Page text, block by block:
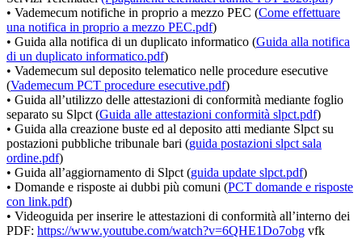
• Vademecum notifiche in proprio a mezzo PEC (Come effettuare
una notifica in proprio a mezzo PEC.pdf)
• Guida alla notifica di un duplicato informatico (Guida alla notifica
di un duplicato informatico.pdf)
• Vademecum sul deposito telematico nelle procedure esecutive
(Vademecum PCT procedure esecutive.pdf)
• Guida all’utilizzo delle attestazioni di conformità mediante foglio
separato su Slpct (Guida alle attestazioni conformità slpct.pdf)
• Guida alla creazione buste ed al deposito atti mediante Slpct su
postazioni pubbliche tribunale bari (guida postazioni slpct sala
ordine.pdf)
• Guida all’aggiornamento di Slpct (guida update slpct.pdf)
• Domande e risposte ai dubbi più comuni (PCT domande e risposte
con link.pdf)
• Videoguida per inserire le attestazioni di conformità all’interno dei
PDF: https://www.youtube.com/watch?v=6QHE1Do7obg vfk